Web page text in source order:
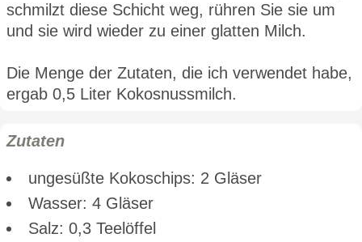
schmilzt diese Schicht weg, rühren Sie sie um
und sie wird wieder zu einer glatten Milch.
Die Menge der Zutaten, die ich verwendet habe,
ergab 0,5 Liter Kokosnussmilch.
Zutaten
ungesüßte Kokoschips: 2 Gläser
Wasser: 4 Gläser
Salz: 0,3 Teelöffel